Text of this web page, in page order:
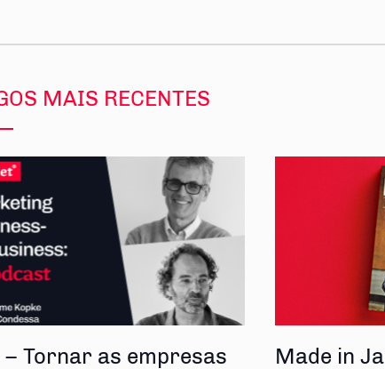
MAIS RECENTES
Tornar as empresas Made in